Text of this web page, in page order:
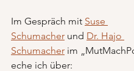
Im Gespräch mit Suse
Schumacher und Dr. Hajo
Schumacher im
eche ich über: